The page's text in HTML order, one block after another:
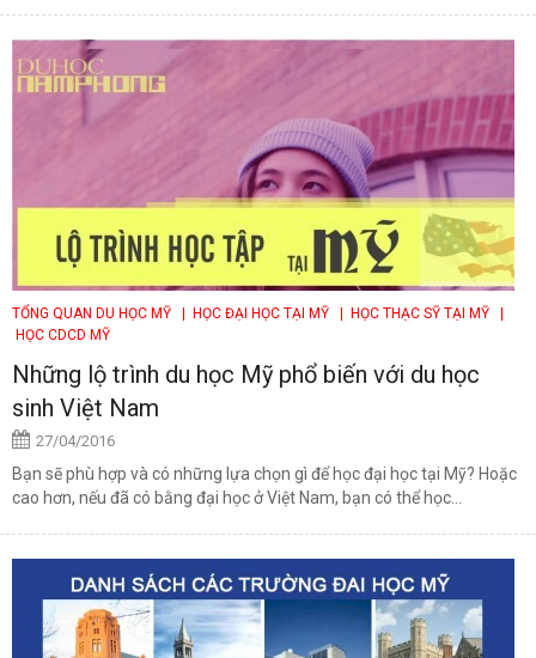
TỔNG QUAN DU HỌC MỸ | HỌC ĐẠI HỌC TẠI MỸ | HỌC THẠC SỸ TẠI MỸ
HỌC CDCD MỸ
Những lộ trình du học Mỹ phổ biến với du học
sinh Việt Nam
27/04/2016
Bạn sẽ phù hợp và có những lựa chọn gì để học đại học tại Mỹ? Hoặc
cao hơn, nếu đã có bằng đại học ở Việt Nam, bạn có thể học...